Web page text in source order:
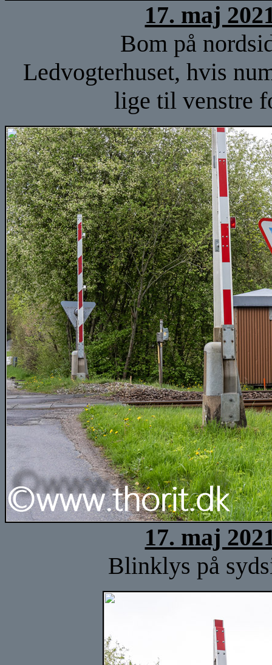
17. maj
Bom på
Ledvogterhuset, hvis
lige til venstre
17. maj
Blinklys på